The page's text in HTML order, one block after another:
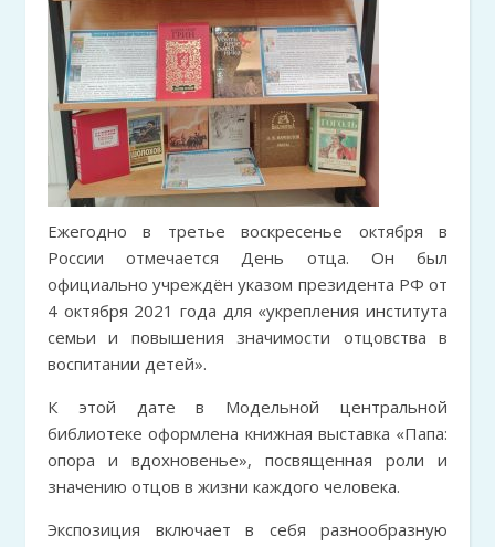
Ежегодно в третье воскресенье октября в
России отмечается День отца. Он был
официально учреждён указом президента РФ от
4 октября 2021 года для «укрепления института
семьи и повышения значимости отцовства в
воспитании детей».
К этой дате в Модельной центральной
библиотеке оформлена книжная выставка «Папа:
опора и вдохновенье», посвященная роли и
значению отцов в жизни каждого человека.
Экспозиция включает в себя разнообразную